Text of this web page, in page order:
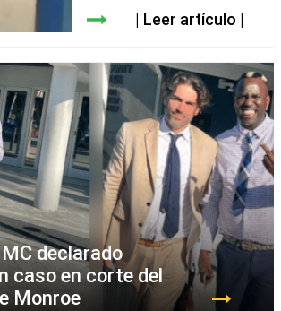
Leer artículo
declarado
caso en corte del
Monroe